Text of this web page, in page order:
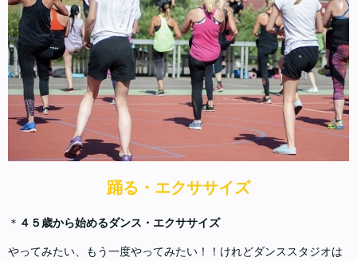
踊る・エクササイズ
＊ ４５歳から始めるダンス・エクササイズ
やってみたい、もう一度やってみたい！！けれどダンススタジオは